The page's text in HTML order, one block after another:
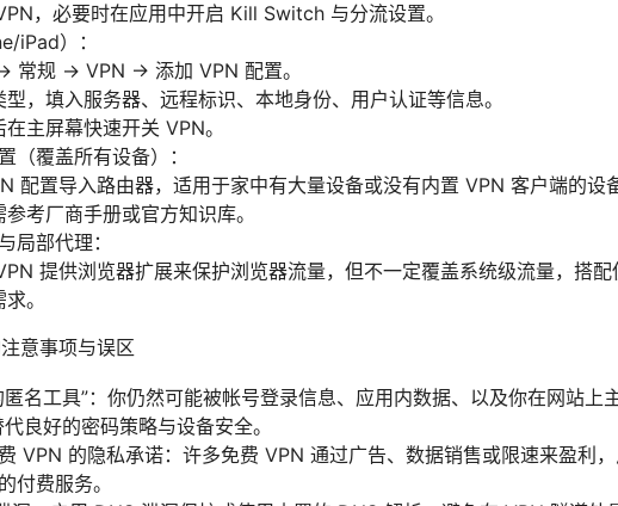
，必要时在应用中开启 Kill Switch 与分流设置。
iPad）：
常规 -> VPN -> 添加 VPN 配置。
型，填入服务器、远程标识、本地身份、用户认证等信息。
主屏幕快速开关 VPN。
（覆盖所有设备）：
配置导入路由器，适用于家中有大量设备或没有内置 VPN 客户端的设
参考厂商手册或官方知识库。
局部代理：
提供浏览器扩展来保护浏览器流量，但不一定覆盖系统级流量，搭
。
意事项与误区
匿名工具”：你仍然可能被帐号登录信息、应用内数据、以及你在网站上
良好的密码策略与设备安全。
VPN 的隐私承诺：许多免费 VPN 通过广告、数据销售或限速来盈利
付费服务。